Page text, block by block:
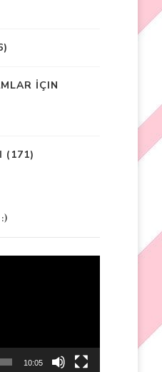
İÇIN
(171)
10:05